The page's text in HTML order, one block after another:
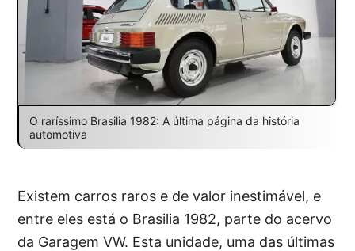
O raríssimo Brasilia 1982: A última página da história
automotiva
Existem carros raros e de valor inestimável, e
entre eles está o Brasilia 1982, parte do acervo
da Garagem VW. Esta unidade, uma das últimas